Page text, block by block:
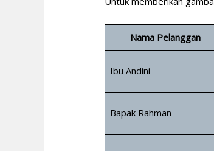
Nama Pelanggan
Ibu Andini
Bapak Rahman